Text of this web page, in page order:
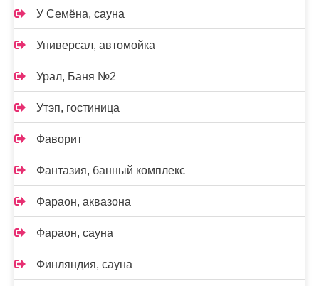
У Семёна, сауна
Универсал, автомойка
Урал, Баня №2
Утэп, гостиница
Фаворит
Фантазия, банный комплекс
Фараон, аквазона
Фараон, сауна
Финляндия, сауна